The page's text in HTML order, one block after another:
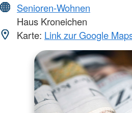
Senioren-Wohnen
Haus Kroneichen
Karte: Link zur Google